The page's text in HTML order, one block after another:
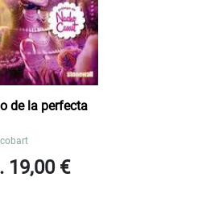
de la perfecta
19,00 €